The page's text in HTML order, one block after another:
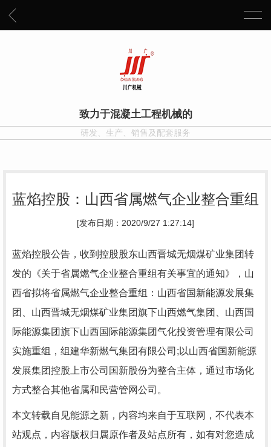
致力于混凝土工程机械的
研发、生产、销售及配套服务
蓝焰控股：山西省属燃气企业整合重组
[发布日期：2020/9/27 1:27:14]
蓝焰控股公告，收到控股股东山西晋城无烟煤矿业集团转
发的《关于省属燃气企业整合重组有关事宜的通知》，山
西省拟将省属燃气企业整合重组：山西省国新能源发展集
团、山西晋城无烟煤矿业集团旗下山西燃气集团、山西国
际能源集团旗下山西国际能源集团气化投资管理有限公司
实施重组，组建华新燃气集团有限公司;以山西省国新能源
发展集团控股上市公司国新股份为整合主体，通过市场化
方式整合其他省属和民营管网公司。
本文转载自见能源之新，内容均来自于互联网，不代表本
站观点，内容版权归属原作者及站点所有，如有对您造成